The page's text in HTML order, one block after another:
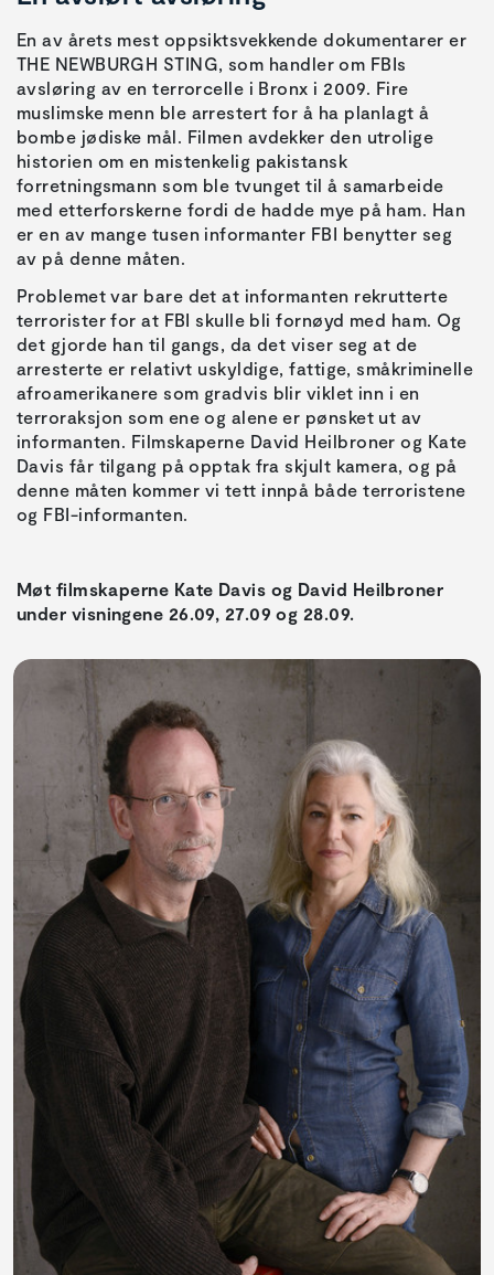
En av årets mest oppsiktsvekkende dokumentarer er
THE NEWBURGH STING, som handler om FBIs
avsløring av en terrorcelle i Bronx i 2009. Fire
muslimske menn ble arrestert for å ha planlagt å
bombe jødiske mål. Filmen avdekker den utrolige
historien om en mistenkelig pakistansk
forretningsmann som ble tvunget til å samarbeide
med etterforskerne fordi de hadde mye på ham. Han
er en av mange tusen informanter FBI benytter seg
av på denne måten.
Problemet var bare det at informanten rekrutterte
terrorister for at FBI skulle bli fornøyd med ham. Og
det gjorde han til gangs, da det viser seg at de
arresterte er relativt uskyldige, fattige, småkriminelle
afroamerikanere som gradvis blir viklet inn i en
terroraksjon som ene og alene er pønsket ut av
informanten. Filmskaperne David Heilbroner og Kate
Davis får tilgang på opptak fra skjult kamera, og på
denne måten kommer vi tett innpå både terroristene
og FBI-informanten.
Møt filmskaperne Kate Davis og David Heilbroner
under visningene 26.09, 27.09 og 28.09.